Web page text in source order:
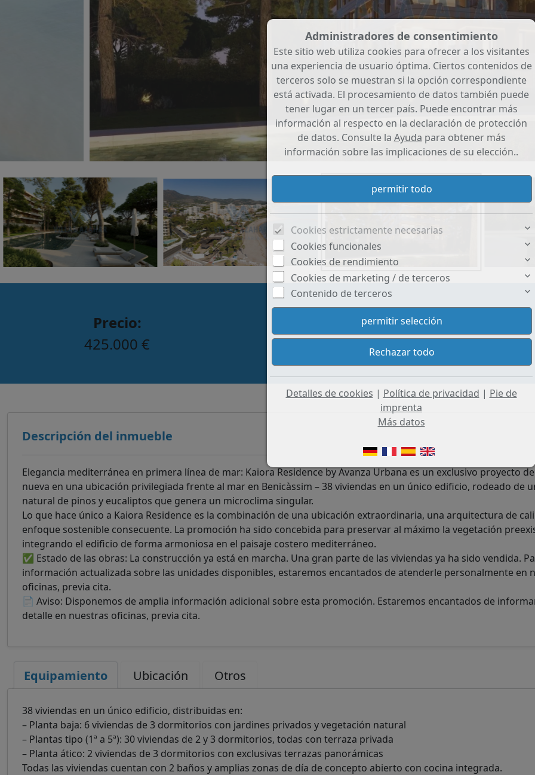
Precio:
425.000 €
Superficie útil aprox.:
68 m²
Descripción del inmueble
Elegancia mediterránea en primera línea de mar: Kaiora Residence by Avanza Urbana es un exclusivo proyecto
nueva en una ubicación privilegiada frente al mar en Benicàssim – 38 viviendas en un único edificio, rodeado de
natural de pinos y eucaliptos que genera un microclima singular.
Lo que hace único a Kaiora Residence es la combinación de una ubicación extraordinaria, una arquitectura de
enfoque sostenible consecuente. La promoción ha sido concebida para preservar al máximo la vegetación
integrando el edificio de forma armoniosa en el paisaje costero mediterráneo.
✅ Estado de las obras: La construcción ya está en marcha. Una gran parte de las viviendas ya ha sido vendida.
información actualizada sobre las unidades disponibles, estaremos encantados de atenderle personalmente en
oficinas, previa cita.
📄 Aviso: Disponemos de amplia información adicional sobre esta promoción. Estaremos encantados de
detalle en nuestras oficinas, previa cita.
Equipamiento Ubicación Otros
38 viviendas en un único edificio, distribuidas en:
– Planta baja: 6 viviendas de 3 dormitorios con jardines privados y vegetación natural
– Plantas tipo (1ª a 5ª): 30 viviendas de 2 y 3 dormitorios, todas con terraza privada
– Planta ático: 2 viviendas de 3 dormitorios con exclusivas terrazas panorámicas
Todas las viviendas cuentan con 2 baños y amplias zonas de día de concepto abierto con cocina integrada.
Administradores de consentimiento
Este sitio web utiliza cookies para ofrecer a los visitantes
una experiencia de usuario óptima. Ciertos contenidos de
terceros solo se muestran si la opción correspondiente
está activada. El procesamiento de datos también puede
tener lugar en un tercer país. Puede encontrar más
información al respecto en la declaración de protección
de datos. Consulte la Ayuda para obtener más
información sobre las implicaciones de su elección..
Cookies estrictamente necesarias
Cookies funcionales
Cookies de rendimiento
Cookies de marketing / de terceros
Contenido de terceros
Detalles de cookies | Política de privacidad | Pie de
imprenta
Más datos